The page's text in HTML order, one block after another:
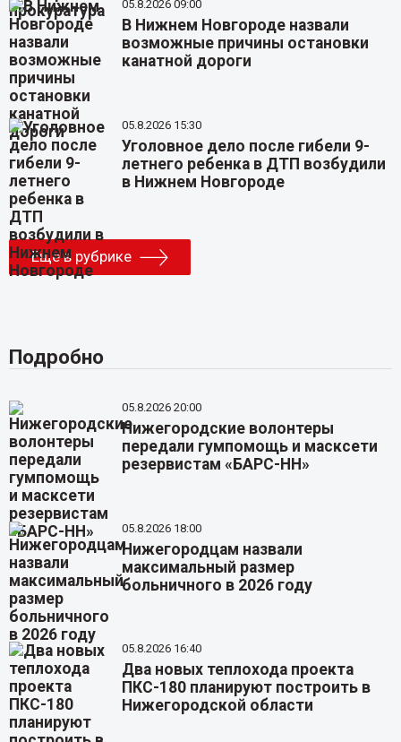
05.8.2026 09:00
В Нижнем Новгороде назвали
возможные причины остановки
канатной дороги
05.8.2026 15:30
Уголовное дело после гибели 9-
летнего ребенка в ДТП возбудили
в Нижнем Новгороде
Еще в рубрике
Подробно
05.8.2026 20:00
Нижегородские волонтеры
передали гумпомощь и масксети
резервистам «БАРС-НН»
05.8.2026 18:00
Нижегородцам назвали
максимальный размер
больничного в 2026 году
05.8.2026 16:40
Два новых теплохода проекта
ПКС-180 планируют построить в
Нижегородской области